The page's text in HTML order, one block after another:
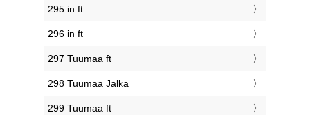
295 in ft
296 in ft
297 Tuumaa ft
298 Tuumaa Jalka
299 Tuumaa ft